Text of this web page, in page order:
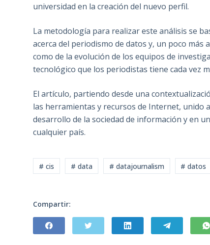
universidad en la creación del nuevo perfil.
La metodología para realizar este análisis se
acerca del periodismo de datos y, un poco
como de la evolución de los equipos de
tecnológico que los periodistas tiene cada vez
El artículo, partiendo desde una
las herramientas y recursos de Internet, unido
desarrollo de la sociedad de información y en
cualquier país.
# cis # data # datajournalism # datos
Compartir: